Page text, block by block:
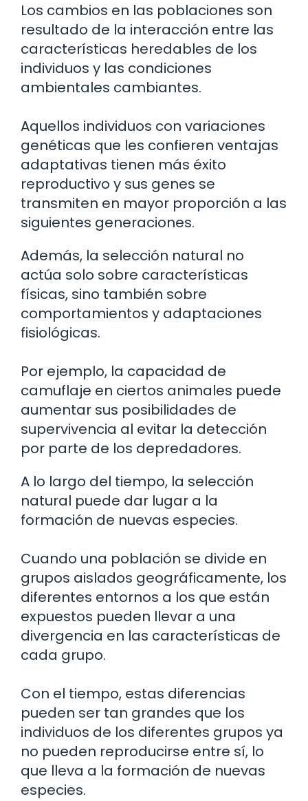
Los cambios en las poblaciones son
resultado de la interacción entre las
características heredables de los
individuos y las condiciones
ambientales cambiantes.
Aquellos individuos con variaciones
genéticas que les confieren ventajas
adaptativas tienen más éxito
reproductivo y sus genes se
transmiten en mayor proporción a las
siguientes generaciones.
Además, la selección natural no
actúa solo sobre características
físicas, sino también sobre
comportamientos y adaptaciones
fisiológicas.
Por ejemplo, la capacidad de
camuflaje en ciertos animales puede
aumentar sus posibilidades de
supervivencia al evitar la detección
por parte de los depredadores.
A lo largo del tiempo, la selección
natural puede dar lugar a la
formación de nuevas especies.
Cuando una población se divide en
grupos aislados geográficamente, los
diferentes entornos a los que están
expuestos pueden llevar a una
divergencia en las características de
cada grupo.
Con el tiempo, estas diferencias
pueden ser tan grandes que los
individuos de los diferentes grupos ya
no pueden reproducirse entre sí, lo
que lleva a la formación de nuevas
especies.